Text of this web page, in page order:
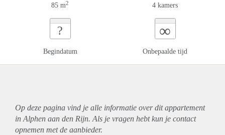
85 m2 4 kamers
?
Begindatum
∞
Onbepaalde tijd
Op deze pagina vind je alle informatie over ditappartement
in Alphen aan den Rijn. Als je vragen hebt kun je contact
opnemen met de aanbieder.